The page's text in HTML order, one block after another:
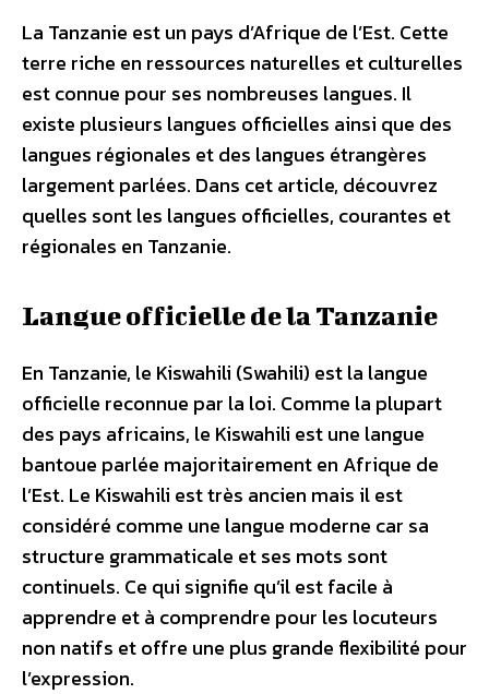
La Tanzanie est un pays d’Afrique de l’Est. Cette
terre riche en ressources naturelles et culturelles
est connue pour ses nombreuses langues. Il
existe plusieurs langues officielles ainsi que des
langues régionales et des langues étrangères
largement parlées. Dans cet article, découvrez
quelles sont les langues officielles, courantes et
régionales en Tanzanie.
Langue officielle de la Tanzanie
En Tanzanie, le Kiswahili (Swahili) est la langue
officielle reconnue par la loi. Comme la plupart
des pays africains, le Kiswahili est une langue
bantoue parlée majoritairement en Afrique de
l’Est. Le Kiswahili est très ancien mais il est
considéré comme une langue moderne car sa
structure grammaticale et ses mots sont
continuels. Ce qui signifie qu’il est facile à
apprendre et à comprendre pour les locuteurs
non natifs et offre une plus grande flexibilité pour
l’expression.